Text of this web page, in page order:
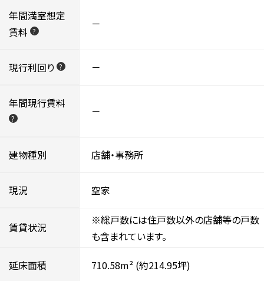
年間満室想定
賃料 ? －
現行利回り ? －
年間現行賃料
? －
建物種別 店舗・事務所
現況 空家
賃貸状況
※総戸数には住戸数以外の店舗等の戸数
も含まれています。
延床面積 710.58m² (約214.95坪)